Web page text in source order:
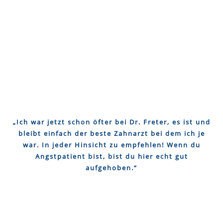
„Ich war jetzt schon öfter bei Dr. Freter, es ist und
bleibt einfach der beste Zahnarzt bei dem ich je
war. In jeder Hinsicht zu empfehlen! Wenn du
Angstpatient bist, bist du hier echt gut
aufgehoben.“